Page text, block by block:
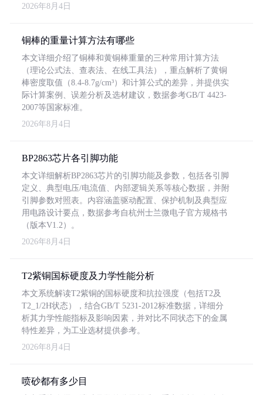
2026年8月4日
铜棒的重量计算方法有哪些
本文详细介绍了铜棒和黄铜棒重量的三种常用计算方法
（理论公式法、查表法、在线工具法），重点解析了黄铜
棒密度取值（8.4-8.7g/cm³）和计算公式的差异，并提供实
际计算案例、误差分析及选材建议，数据参考GB/T 4423-
2007等国家标准。
2026年8月4日
BP2863芯片各引脚功能
本文详细解析BP2863芯片的引脚功能及参数，包括各引脚
定义、典型电压/电流值、内部逻辑关系等核心数据，并附
引脚参数对照表。内容涵盖驱动配置、保护机制及典型应
用电路设计要点，数据参考自杭州士兰微电子官方规格书
（版本V1.2）。
2026年8月4日
T2紫铜国标硬度及力学性能分析
本文系统解读T2紫铜的国标硬度和抗拉强度（包括T2及
T2_1/2H状态），结合GB/T 5231-2012标准数据，详细分
析其力学性能指标及影响因素，并对比不同状态下的金属
特性差异，为工业选材提供参考。
2026年8月4日
喷砂都有多少目